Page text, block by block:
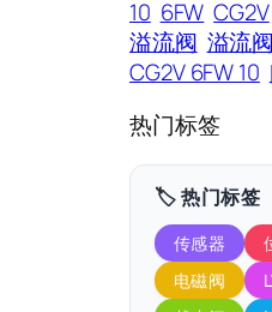
10 6FW CG2V
溢流阀 溢流阀
CG2V 6FW 10
热门标签
🏷️ 热门标签
传感器
电磁阀